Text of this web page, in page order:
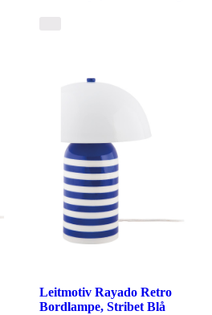
Leitmotiv Rayado Retro
Bordlampe, Stribet Blå